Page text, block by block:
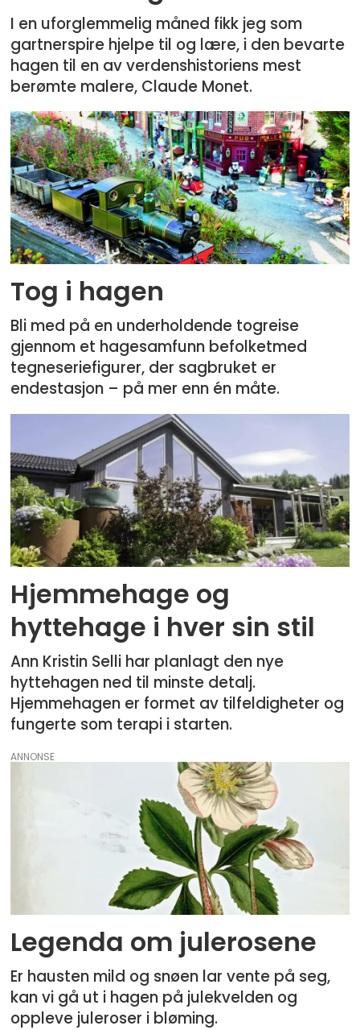
I en uforglemmelig måned fikk jeg som
gartnerspire hjelpe til og lære, i den bevarte
hagen til en av verdenshistoriens mest
berømte malere, Claude Monet.
Tog i hagen
Bli med på en underholdende togreise
gjennom et hagesamfunn befolketmed
tegneseriefigurer, der sagbruket er
endestasjon – på mer enn én måte.
Hjemmehage og
hyttehage i hver sin stil
Ann Kristin Selli har planlagt den nye
hyttehagen ned til minste detalj.
Hjemmehagen er formet av tilfeldigheter og
fungerte som terapi i starten.
ANNONSE
Legenda om julerosene
Er hausten mild og snøen lar vente på seg,
kan vi gå ut i hagen på julekvelden og
oppleve juleroser i bløming.